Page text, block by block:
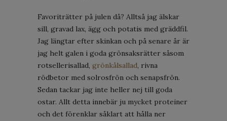
Favoriträtter på julen då? Alltså jag älskar
sill, gravad lax, ägg och potatis med gräddfil.
Jag längtar efter skinkan och på senare år är
jag helt galen i goda grönsaksrätter såsom
rotsellerisallad, grönkålsallad, rivna
rödbetor med solrosfrön och senapsfrön.
Sedan tackar jag inte heller nej till goda
ostar. Allt detta innebär ju mycket proteiner
och det förenklar såklart att hålla ner